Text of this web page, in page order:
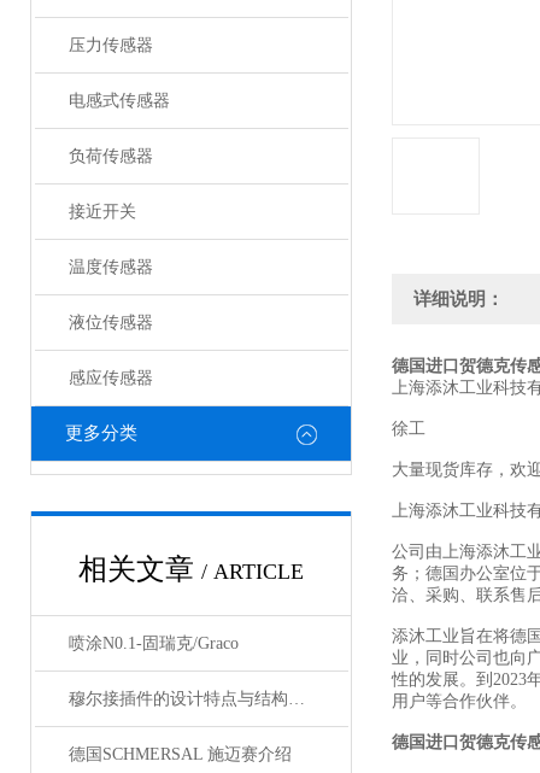
压力传感器
电感式传感器
负荷传感器
接近开关
温度传感器
液位传感器
感应传感器
更多分类
相关文章 / ARTICLE
喷涂N0.1-固瑞克/Graco
穆尔接插件的设计特点与结构优化
德国SCHMERSAL 施迈赛介绍
详细说明：
德国进口贺德克传
上海添沐工业科技
徐工
大量现货库存，欢
上海添沐工业科技
公司由上海添沐工
务；德国办公室位
洽、采购、联系售
添沐工业旨在将德
业，同时公司也向
性的发展。到2023
用户等合作伙伴。
德国进口贺德克传